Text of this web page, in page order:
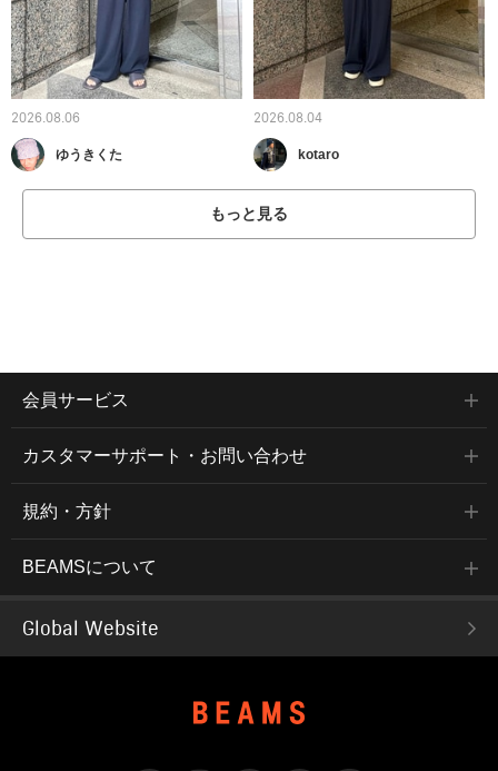
2026.08.06
ゆうきくた
2026.08.04
kotaro
もっと見る
会員サービス
カスタマーサポート・お問い合わせ
規約・方針
BEAMSについて
Global Website